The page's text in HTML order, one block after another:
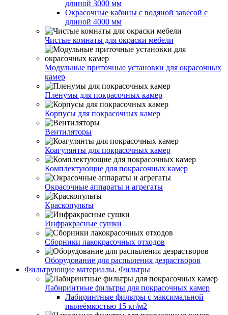
длиной 3000 мм
Окрасочные кабины с водяной завесой с
длиной 4000 мм
Чистые комнаты для окраски мебели
Модульные приточные установки для окрасочных
камер
Пленумы для покрасочных камер
Корпусы для покрасочных камер
Вентиляторы
Коагулянты для покрасочных камер
Комплектующие для покрасочных камер
Окрасочные аппараты и агрегаты
Краскопульты
Инфракрасные сушки
Сборники лакокрасочных отходов
Оборудование для распыления дезрастворов
Фильтрующие материалы. Фильтры
Лабиринтные фильтры для покрасочных камер
Лабиринтные фильтры с максимальной
пылеёмкостью 15 кг/м2